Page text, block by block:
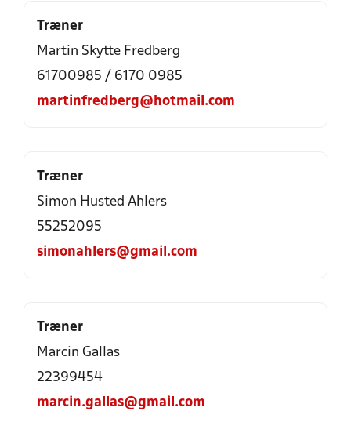
Træner
Martin Skytte Fredberg
61700985 / 6170 0985
martinfredberg@hotmail.com
Træner
Simon Husted Ahlers
55252095
simonahlers@gmail.com
Træner
Marcin Gallas
22399454
marcin.gallas@gmail.com